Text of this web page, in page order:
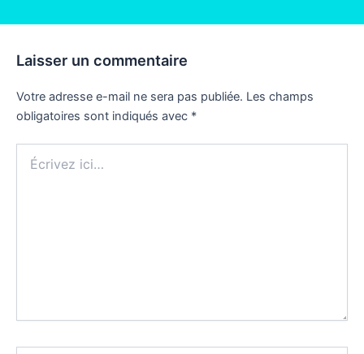
Laisser un commentaire
Votre adresse e-mail ne sera pas publiée. Les champs
obligatoires sont indiqués avec *
ici…